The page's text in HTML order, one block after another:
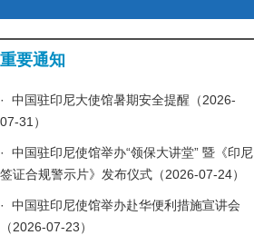
重要通知
· 中国驻印尼大使馆暑期安全提醒（2026-
07-31）
· 中国驻印尼使馆举办“领保大讲堂” 暨《印尼
签证合规警示片》发布仪式（2026-07-24）
· 中国驻印尼使馆举办赴华便利措施宣讲会
（2026-07-23）